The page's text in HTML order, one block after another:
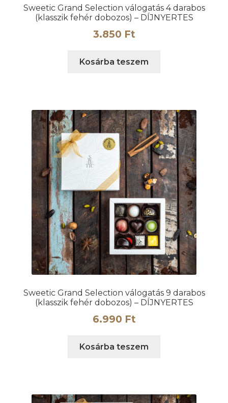
Sweetic Grand Selection válogatás 4 darabos
(klasszik fehér dobozos) – DÍJNYERTES
3.850 Ft
Kosárba teszem
Sweetic Grand Selection válogatás 9 darabos
(klasszik fehér dobozos) – DÍJNYERTES
6.990 Ft
Kosárba teszem